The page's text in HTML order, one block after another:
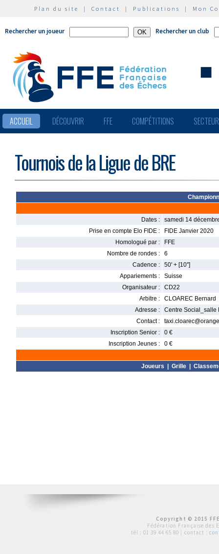
Plan du site | Contact | Publications | Mon
Rechercher un joueur Rechercher un club
ACCUEIL DÉCOUVRIR FFE COMPÉTITIONS
Tournois de la Ligue de BRE
Dates :
samedi 14
Prise en compte Elo FIDE :
FIDE Janvier 2020
Homologué par :
FFE
Nombre de rondes :
6
Cadence :
50' + [10'']
Appariements :
Suisse
Organisateur :
CD22
Arbitre :
CLOAREC Bernard
Adresse :
Centre Social_salle
Contact :
Inscription Senior :
0 €
Inscription Jeunes :
0 €
Joueurs Grille
Copyright © 2015
Fédération Française des
tél : 01 39 44 65 80 | contact :